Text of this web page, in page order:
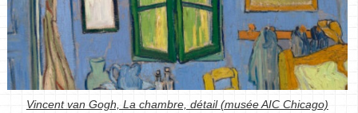
Vincent van Gogh, La chambre, détail (musée AIC Chicago)